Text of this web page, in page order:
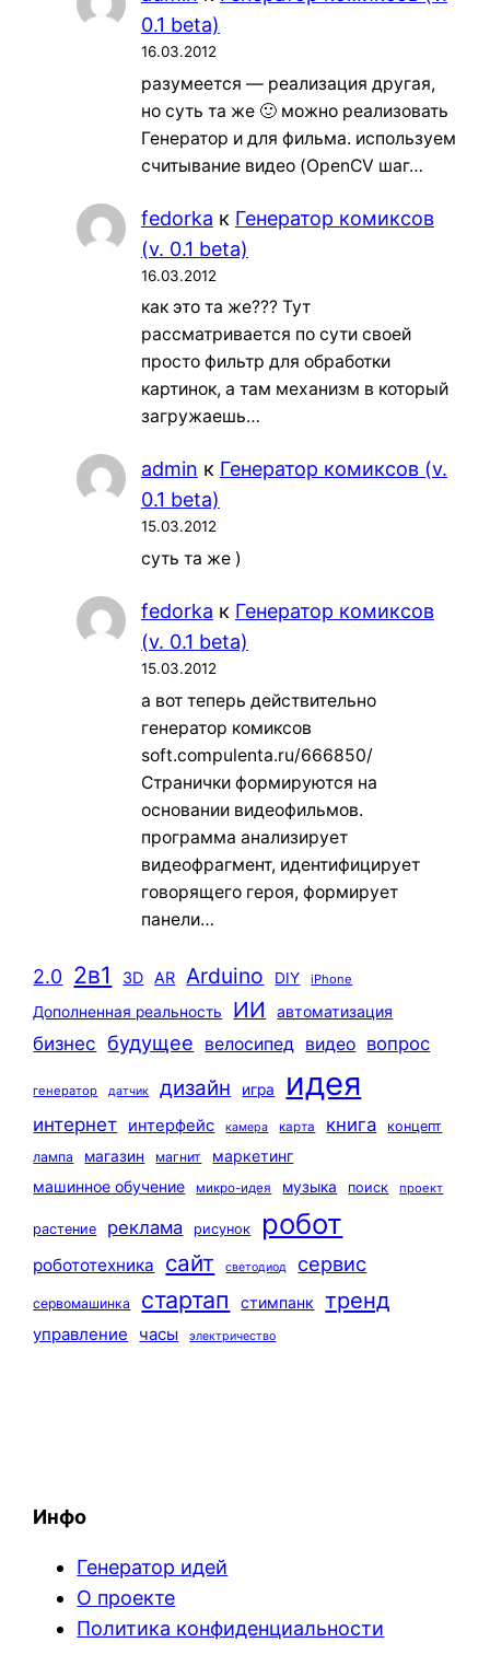
0.1 beta)
16.03.2012
разумеется — реализация другая,
но суть та же 🙂 можно реализовать
Генератор и для фильма. используем
считывание видео (OpenCV шаг…
fedorka к Генератор комиксов
(v. 0.1 beta)
16.03.2012
как это та же??? Тут
рассматривается по сути своей
просто фильтр для обработки
картинок, а там механизм в который
загружаешь…
admin к Генератор комиксов (v.
0.1 beta)
15.03.2012
суть та же )
fedorka к Генератор комиксов
(v. 0.1 beta)
15.03.2012
а вот теперь действительно
генератор комиксов
soft.compulenta.ru/666850/
Странички формируются на
основании видеофильмов.
программа анализирует
видеофрагмент, идентифицирует
говорящего героя, формирует
панели…
2.0 2в1 3D AR Arduino DIY iPhone
Дополненная реальность ИИ автоматизация
бизнес будущее велосипед видео вопрос
генератор датчик дизайн игра идея
интернет интерфейс камера карта книга
концепт
лампа
магазин магнит
маркетинг
машинное обучение
микро-идея музыка поиск проект
растение реклама рисунок робот
робототехника сайт светодиод сервис
сервомашинка стартап стимпанк тренд
управление часы электричество
Инфо
Генератор идей
О проекте
Политика конфиденциальности